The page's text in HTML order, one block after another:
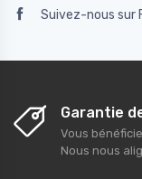
Suivez-nous sur
Garantie
Vous
Nous nous